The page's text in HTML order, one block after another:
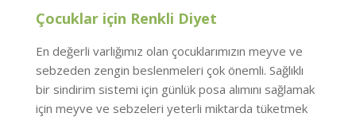
Çocuklar için Renkli Diyet
En değerli varlığımız olan çocuklarımızın meyve ve
sebzeden zengin beslenmeleri çok önemli. Sağlıklı
bir sindirim sistemi için günlük posa alımını sağlamak
için meyve ve sebzeleri yeterli miktarda tüketmek